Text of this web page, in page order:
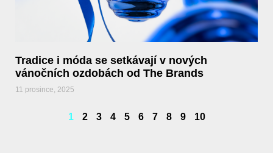
Tradice i móda se setkávají v nových
vánočních ozdobách od The Brands
11 prosince, 2025
1 2 3 4 5 6 7 8 9 10